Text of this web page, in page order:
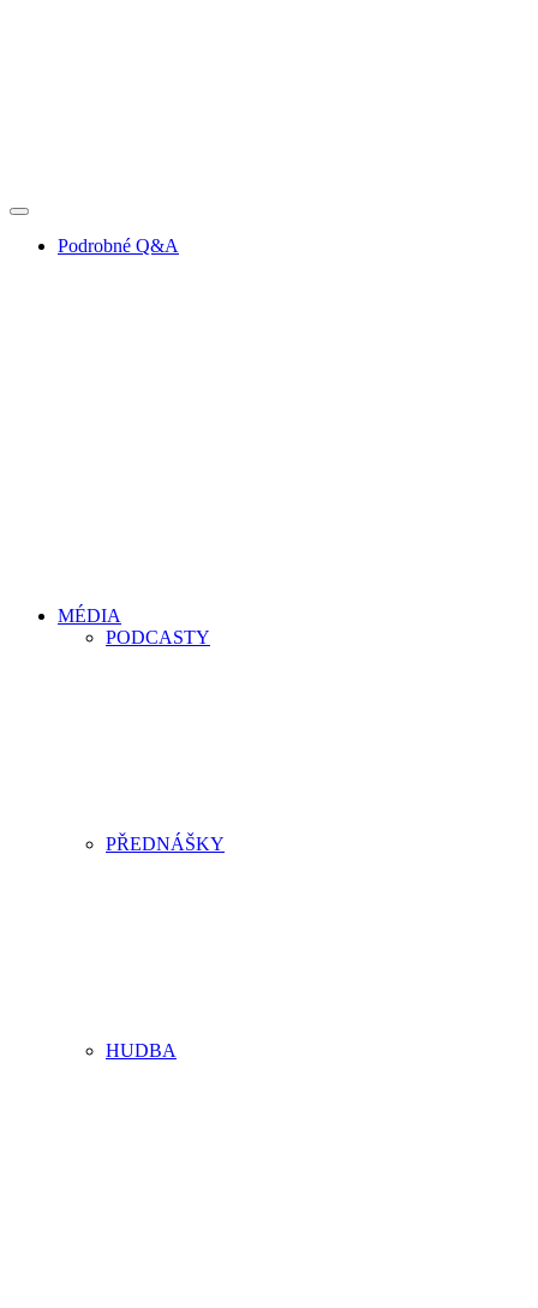
Podrobné Q&A
MÉDIA
PODCASTY
PŘEDNÁŠKY
HUDBA